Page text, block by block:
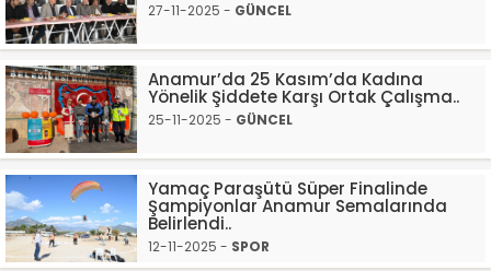
27-11-2025 - GÜNCEL
Anamur’da 25 Kasım’da Kadına
Yönelik Şiddete Karşı Ortak Çalışma..
25-11-2025 - GÜNCEL
Yamaç Paraşütü Süper Finalinde
Şampiyonlar Anamur Semalarında
Belirlendi..
12-11-2025 - SPOR